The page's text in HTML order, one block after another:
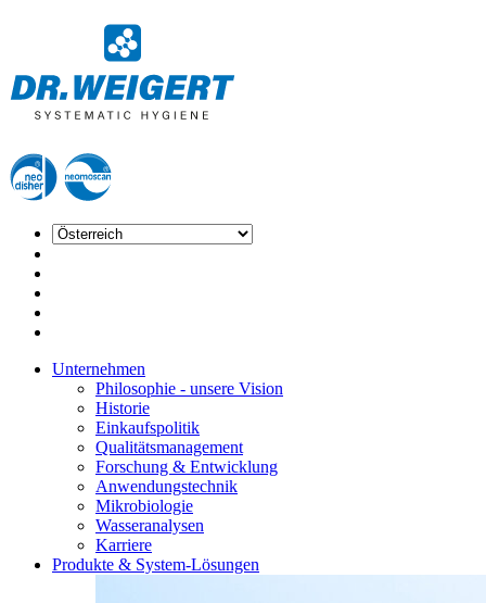
Unternehmen
Philosophie - unsere Vision
Historie
Einkaufspolitik
Qualitätsmanagement
Forschung & Entwicklung
Anwendungstechnik
Mikrobiologie
Wasseranalysen
Karriere
Produkte & System-Lösungen